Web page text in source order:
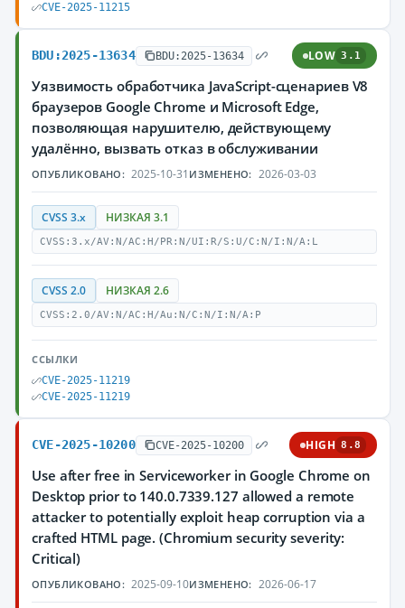
CVE-2025-11215
BDU:2025-13634 BDU:2025-13634 LOW 3.1
Уязвимость обработчика JavaScript-сценариев V8
браузеров Google Chrome и Microsoft Edge,
позволяющая нарушителю, действующему
удалённо, вызвать отказ в обслуживании
ОПУБЛИКОВАНО: 2025-10-31 ИЗМЕНЕНО: 2026-03-03
CVSS 3.x НИЗКАЯ 3.1
CVSS:3.x/AV:N/AC:H/PR:N/UI:R/S:U/C:N/I:N/A:L
CVSS 2.0 НИЗКАЯ 2.6
CVSS:2.0/AV:N/AC:H/Au:N/C:N/I:N/A:P
ССЫЛКИ
CVE-2025-11219
CVE-2025-11219
CVE-2025-10200 CVE-2025-10200 HIGH 8.8
Use after free in Serviceworker in Google Chrome on
Desktop prior to 140.0.7339.127 allowed a remote
attacker to potentially exploit heap corruption via a
crafted HTML page. (Chromium security severity:
Critical)
ОПУБЛИКОВАНО: 2025-09-10ИЗМЕНЕНО: 2026-06-17